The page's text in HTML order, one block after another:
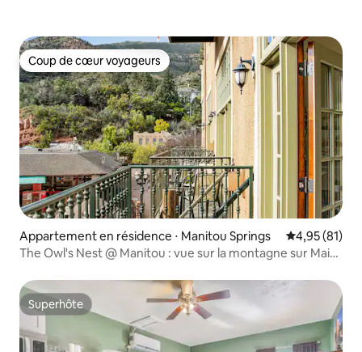
Coup de cœur voyageurs
Coup de cœur voyageurs
Appartement en résidence ⋅ Manitou Springs Évaluation
4,95 (81)
The Owl's Nest @ Manitou : vue sur la montagne sur Main
Superhôte
Superhôte